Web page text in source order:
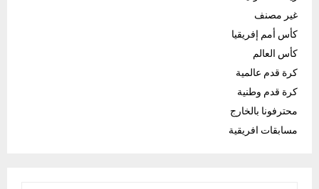
غير مصنف
كأس أمم إفريقيا
كأس العالم
كرة قدم عالمية
كرة قدم وطنية
محترفونا بالخارج
مسابقات افريقية